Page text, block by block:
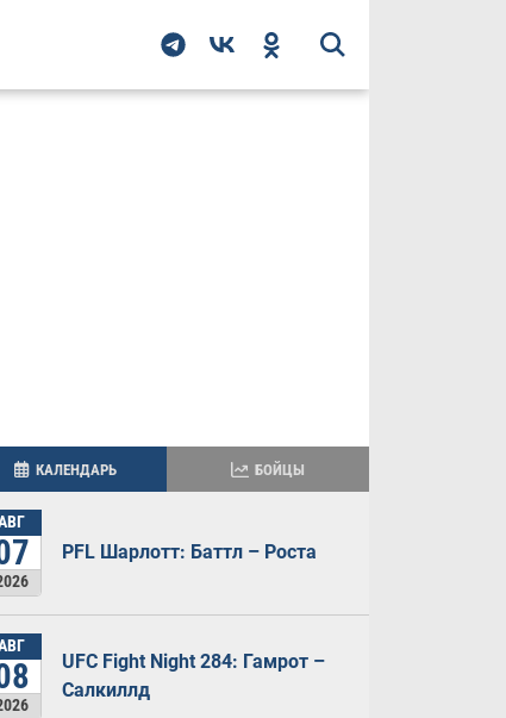
КАЛЕНДАРЬ БОЙЦЫ
PFL Шарлотт: Баттл – Роста
UFC Fight Night 284: Гамрот –
Салкиллд